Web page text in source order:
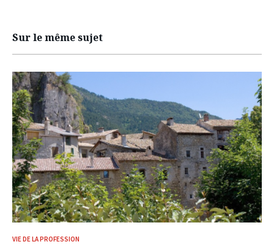
Sur le même sujet
VIE DE LA PROFESSION